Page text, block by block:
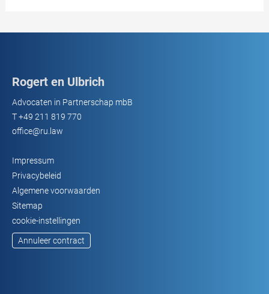
Rogert en Ulbrich
Advocaten in Partnerschap mbB
T+49 211 819 770
office@ru.law
Impressum
Privacybeleid
Algemene voorwaarden
Sitemap
cookie-instellingen
Annuleer contract